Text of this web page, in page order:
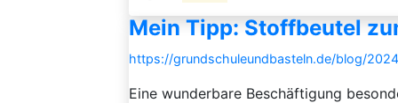
Mein Tipp: Stoffbeutel
https://grundschuleundbasteln.de/blog/
Eine wunderbare Beschäftigung